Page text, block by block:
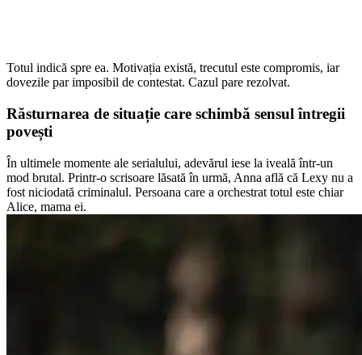
Totul indică spre ea. Motivația există, trecutul este compromis, iar
dovezile par imposibil de contestat. Cazul pare rezolvat.
Răsturnarea de situație care schimbă sensul întregii
povești
În ultimele momente ale serialului, adevărul iese la iveală într-un
mod brutal. Printr-o scrisoare lăsată în urmă, Anna află că Lexy nu a
fost niciodată criminalul. Persoana care a orchestrat totul este chiar
Alice, mama ei.